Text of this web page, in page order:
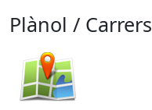
Plànol / Carrers